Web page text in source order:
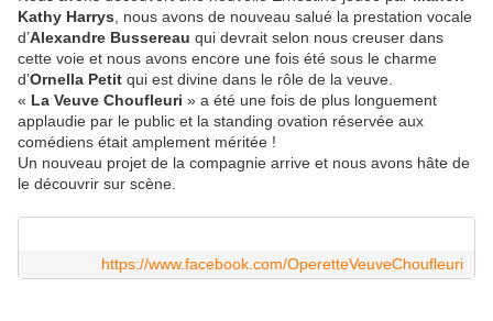
Kathy Harrys , nous avons de nouveau salué la prestation vocale
d’Alexandre Bussereau qui devrait selon nous creuser dans
cette voie et nous avons encore une fois été sous le charme
d’Ornella Petit qui est divine dans le rôle de la veuve.
« La Veuve Choufleuri » a été une fois de plus longuement
applaudie par le public et la standing ovation réservée aux
comédiens était amplement méritée !
Un nouveau projet de la compagnie arrive et nous avons hâte de
le découvrir sur scène.
https://www.facebook.com/OperetteVeuveChoufleuri